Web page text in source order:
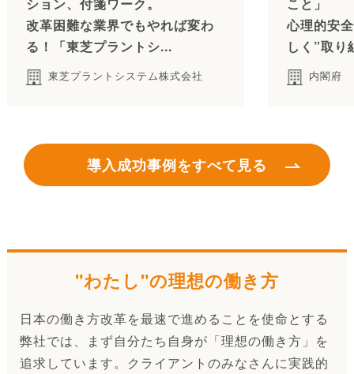
ション、付箋ワーク。
改革困難な業界でもやれば変わ
る！「東芝プラントシ...
東芝プラントシステム株式会社
こと」
心理的安
しく”取り
内閣府
導入成功事例をすべて見る
"わたし"の理想の働き方
日本の働き方改革を最速で進めることを使命とする
弊社では、まず自分たち自身が「理想の働き方」を
追求しています。クライアントのみなさんに実践的